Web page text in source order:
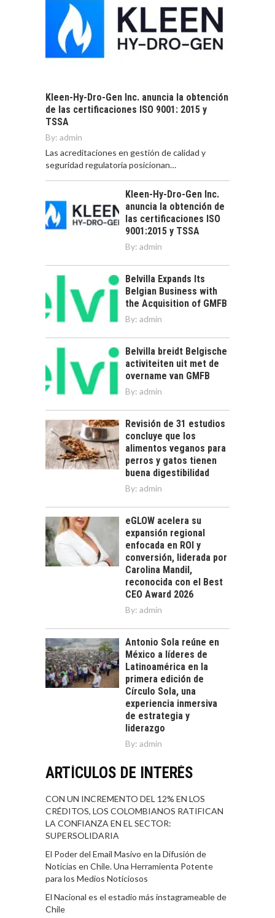
Kleen-Hy-Dro-Gen Inc. anuncia la obtención
de las certificaciones ISO 9001: 2015 y
TSSA
By: admin
Las acreditaciones en gestión de calidad y
seguridad regulatoria posicionan…
Kleen-Hy-Dro-Gen Inc.
anuncia la obtención de
las certificaciones ISO
9001:2015 y TSSA
By: admin
Belvilla Expands Its
Belgian Business with
the Acquisition of GMFB
By: admin
Belvilla breidt Belgische
activiteiten uit met de
overname van GMFB
By: admin
Revisión de 31 estudios
concluye que los
alimentos veganos para
perros y gatos tienen
buena digestibilidad
By: admin
eGLOW acelera su
expansión regional
enfocada en ROI y
conversión, liderada por
Carolina Mandil,
reconocida con el Best
CEO Award 2026
By: admin
Antonio Sola reúne en
México a líderes de
Latinoamérica en la
primera edición de
Círculo Sola, una
experiencia inmersiva
de estrategia y
liderazgo
By: admin
ARTÍCULOS DE INTERÉS
CON UN INCREMENTO DEL 12% EN LOS
CRÉDITOS, LOS COLOMBIANOS RATIFICAN
LA CONFIANZA EN EL SECTOR:
SUPERSOLIDARIA
El Poder del Email Masivo en la Difusión de
Noticias en Chile. Una Herramienta Potente
para los Medios Noticiosos
El Nacional es el estadio más instagrameable de
Chile